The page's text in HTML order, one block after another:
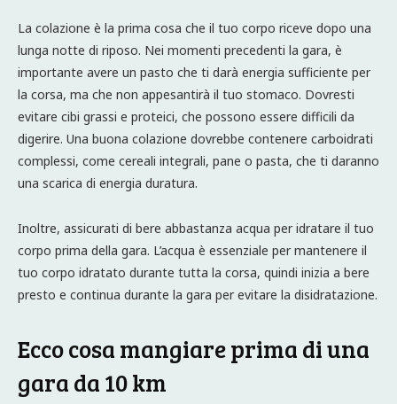
La colazione è la prima cosa che il tuo corpo riceve dopo una
lunga notte di riposo. Nei momenti precedenti la gara, è
importante avere un pasto che ti darà energia sufficiente per
la corsa, ma che non appesantirà il tuo stomaco. Dovresti
evitare cibi grassi e proteici, che possono essere difficili da
digerire. Una buona colazione dovrebbe contenere carboidrati
complessi, come cereali integrali, pane o pasta, che ti daranno
una scarica di energia duratura.
Inoltre, assicurati di bere abbastanza acqua per idratare il tuo
corpo prima della gara. L’acqua è essenziale per mantenere il
tuo corpo idratato durante tutta la corsa, quindi inizia a bere
presto e continua durante la gara per evitare la disidratazione.
Ecco cosa mangiare prima di una
gara da 10 km